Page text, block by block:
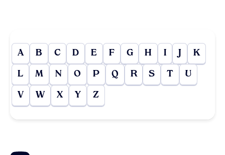
A B C D E F G H I J K
L M N O P Q R S T U
V W X Y Z